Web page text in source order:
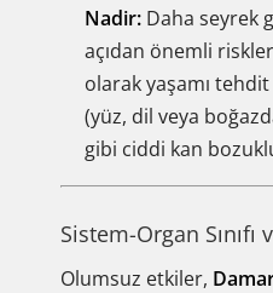
Nadir: Daha seyrek
açıdan önemli
olarak yaşamı
(yüz, dil veya
gibi ciddi kan
Sistem-Organ
Olumsuz etkiler,